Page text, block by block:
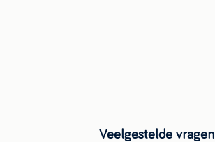
Veelgestelde vragen